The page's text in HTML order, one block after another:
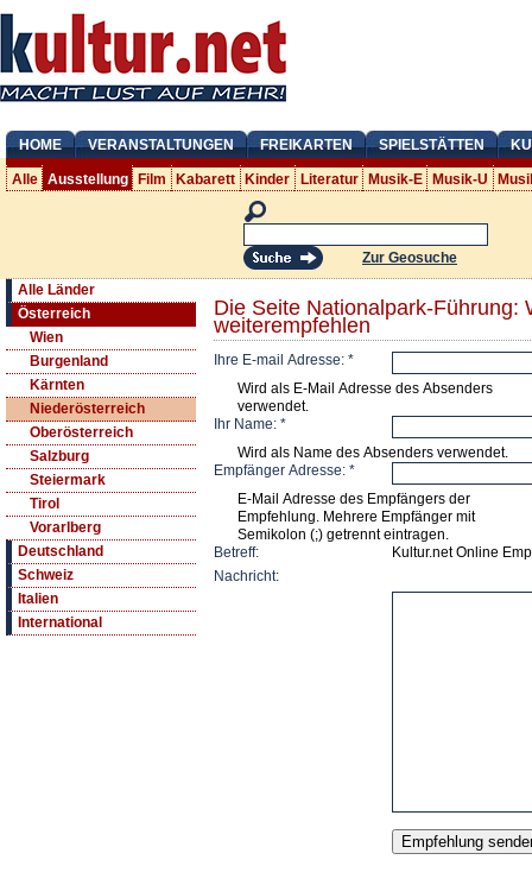
HOME VERANSTALTUNGEN FREIKARTEN SPIELSTÄTTEN
Alle Ausstellung Film Kabarett Kinder Literatur Musik-E Musik-U
Zur Geosuche
Alle Länder
Österreich
Wien
Burgenland
Kärnten
Niederösterreich
Oberösterreich
Salzburg
Steiermark
Tirol
Vorarlberg
Deutschland
Schweiz
Italien
International
Die Seite Nationalpark-Führung:
weiterempfehlen
Ihre E-mail Adresse: *
Wird als E-Mail Adresse des Absenders
verwendet.
Ihr Name: *
Wird als Name des Absenders verwendet.
Empfänger Adresse: *
E-Mail Adresse des Empfängers der
Empfehlung. Mehrere Empfänger mit
Semikolon (;) getrennt eintragen.
Betreff:
Kultur.net Online
Nachricht: